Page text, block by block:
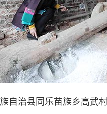
治县同乐苗族乡高武